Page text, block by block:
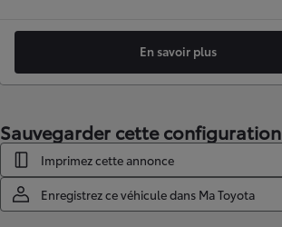
En savoir plus
Sauvegarder cette configuration
Imprimez cette annonce
Enregistrez ce véhicule dans Ma Toyota